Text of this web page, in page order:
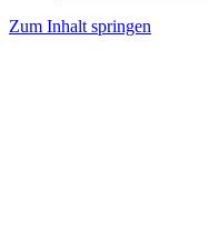
Zum Inhalt springen